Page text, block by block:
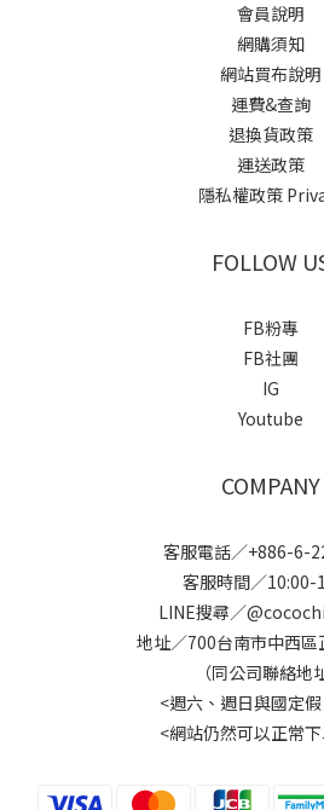
會員說明
網購須知
網站買布說明
運費&查詢
退換貨政策
運送政策
隱私權政策
FOLLOW
FB粉專
FB社團
IG
Youtube
COMPANY
客服電話／+886-6-
客服時間／10:00-
LINE搜尋／
地址／700台南市中西區
（同公司聯絡地
<週六、週日與國定
<網站仍然可以正常